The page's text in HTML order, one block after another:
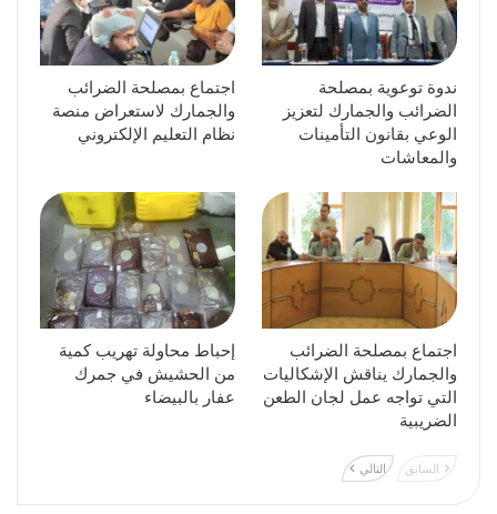
ندوة توعوية بمصلحة
الضرائب والجمارك لتعزيز
الوعي بقانون التأمينات
والمعاشات
اجتماع بمصلحة الضرائب
والجمارك لاستعراض منصة
نظام التعليم الإلكتروني
اجتماع بمصلحة الضرائب
والجمارك يناقش الإشكاليات
التي تواجه عمل لجان الطعن
الضريبية
إحباط محاولة تهريب كمية
من الحشيش في جمرك
عفار بالبيضاء
السابق التالي